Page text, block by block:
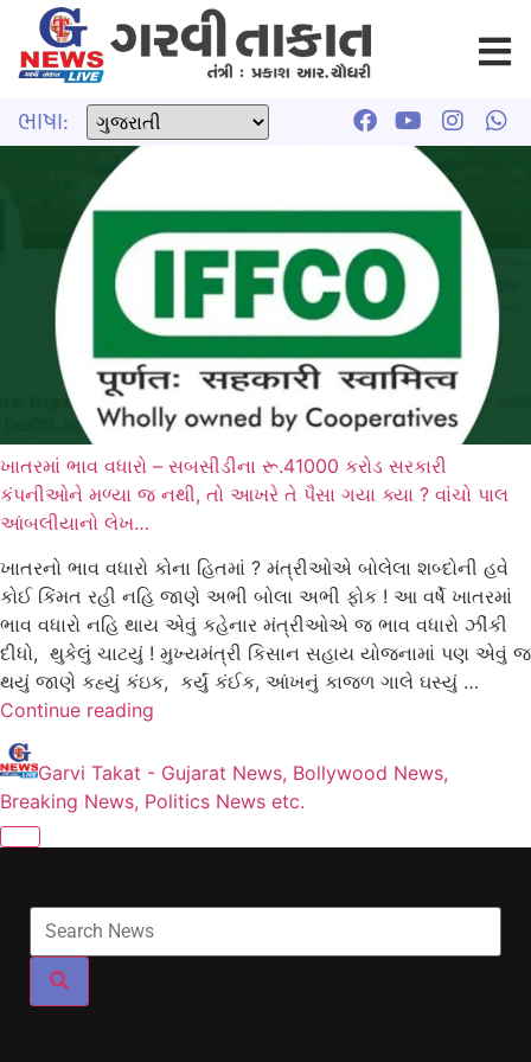
ભાષા:
ખાતરમાં ભાવ વધારો – સબસીડીના રૂ.41000 કરોડ સરકારી
કંપનીઓને મળ્યા જ નથી, તો આખરે તે પૈસા ગયા ક્યા ? વાંચો પાલ
આંબલીયાનો લેખ…
ખાતરનો ભાવ વધારો કોના હિતમાં ? મંત્રીઓએ બોલેલા શબ્દોની હવે
કોઈ કિંમત રહી નહિ જાણે અભી બોલા અભી ફોક ! આ વર્ષે ખાતરમાં
ભાવ વધારો નહિ થાય એવું કહેનાર મંત્રીઓએ જ ભાવ વધારો ઝીંકી
દીધો, થુકેલું ચાટયું ! મુખ્યમંત્રી કિસાન સહાય યોજનામાં પણ એવું જ
થયું જાણે કહ્યું કંઇક, કર્યું કંઈક, આંખનું કાજળ ગાલે ઘસ્યું …
Continue reading
Garvi Takat - Gujarat News, Bollywood News,
Breaking News, Politics News etc.